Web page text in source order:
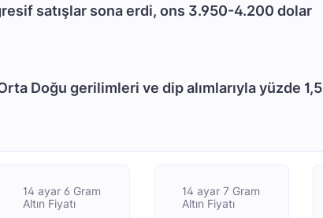
satışlar sona erdi, ons 3.950-4.200 dolar
Doğu gerilimleri ve dip alımlarıyla yüzde 1,5
14 ayar 6 Gram
Altın Fiyatı
14 ayar 7 Gram
Altın Fiyatı